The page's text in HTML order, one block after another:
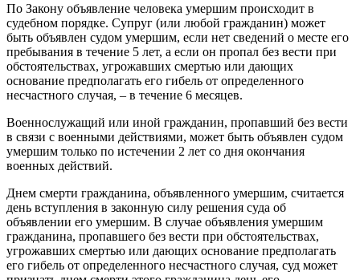
По Закону объявление человека умершим происходит в
судебном порядке. Супруг (или любой гражданин) может
быть объявлен судом умершим, если нет сведений о месте его
пребывания в течение 5 лет, а если он пропал без вести при
обстоятельствах, угрожавших смертью или дающих
основание предполагать его гибель от определенного
несчастного случая, – в течение 6 месяцев.
Военнослужащий или иной гражданин, пропавший без вести
в связи с военными действиями, может быть объявлен судом
умершим только по истечении 2 лет со дня окончания
военных действий.
Днем смерти гражданина, объявленного умершим, считается
день вступления в законную силу решения суда об
объявлении его умершим. В случае объявления умершим
гражданина, пропавшего без вести при обстоятельствах,
угрожавших смертью или дающих основание предполагать
его гибель от определенного несчастного случая, суд может